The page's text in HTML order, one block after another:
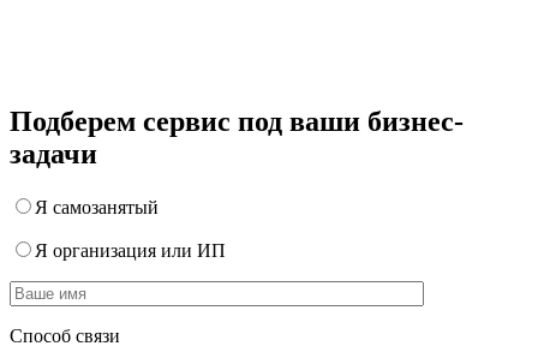
Подберем сервис под ваши бизнес-
задачи
Я самозанятый
Я организация или ИП
Способ связи